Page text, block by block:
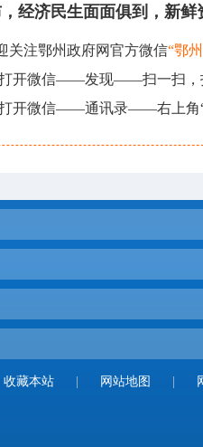
经济民生面面俱到，新鲜
关注鄂州政府网官方微信“鄂
开微信——发现——扫一扫，
开微信——通讯录——右上角“
收藏本站 网站地图